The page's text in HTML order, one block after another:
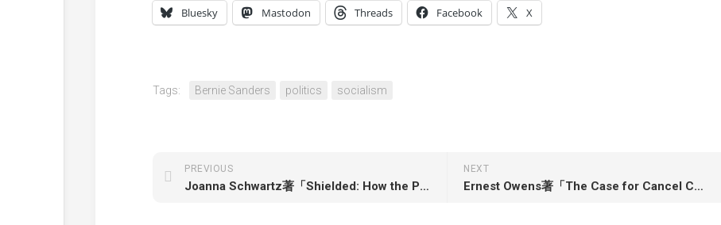
Bluesky Mastodon Threads Facebook X
Tags: Bernie Sanders politics socialism
NEXT
Ernest Owens著「The Case for Cancel Culture: How This Democratic Tool Works to Liberate Us All」
PREVIOUS
Joanna Schwartz著「Shielded: How the Police Became Untouchable」